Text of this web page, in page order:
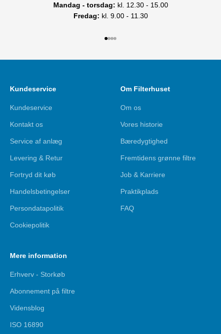
Mandag - torsdag: kl. 12.30 - 15.00
Fredag: kl. 9.00 - 11.30
Kundeservice
Kundeservice
Kontakt os
Service af anlæg
Levering & Retur
Fortryd dit køb
Handelsbetingelser
Persondatapolitik
Cookiepolitik
Om Filterhuset
Om os
Vores historie
Bæredygtighed
Fremtidens grønne filtre
Job & Karriere
Praktikplads
FAQ
Mere information
Erhverv - Storkøb
Abonnement på filtre
Vidensblog
ISO 16890